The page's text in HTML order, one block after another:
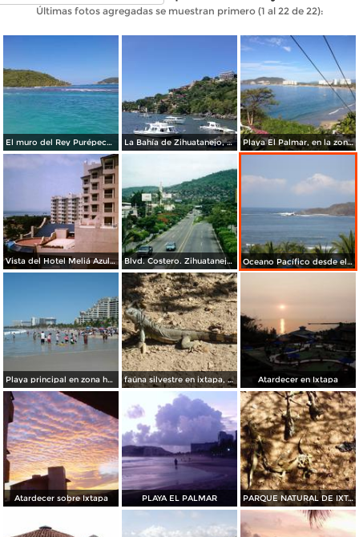
Últimas fotos agregadas se muestran primero (1 al 22 de 22):
El muro del Rey Purépecha Caltzontzin en la playa Las Gatas de Zihuatanejo, Guerrero. Agosto/2018 La Bahía de Zihuatanejo, Guerrero. Agosto/2018 Playa El Palmar, en la zona hotelera de Zihuatanejo.
Vista del Hotel Meliá Azul Ixtapa, Gro. 2008 Blvd. Costero. Zihuatanejo, Guerrero Oceano Pacífico desde el Hotel Gran Melia Azul Ixtapa.
Playa principal en zona hotelera 1 de ixtapa faúna silvestre en ixtapa, iguana Atardecer en Ixtapa
Atardecer sobre Ixtapa PLAYA EL PALMAR PARQUE NATURAL DE IXTAPA